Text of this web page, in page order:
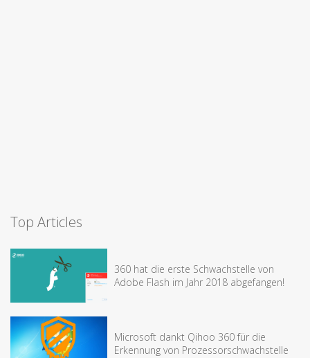
Top Articles
360 hat die erste Schwachstelle von
Adobe Flash im Jahr 2018 abgefangen!
Microsoft dankt Qihoo 360 für die
Erkennung von Prozessorschwachstelle